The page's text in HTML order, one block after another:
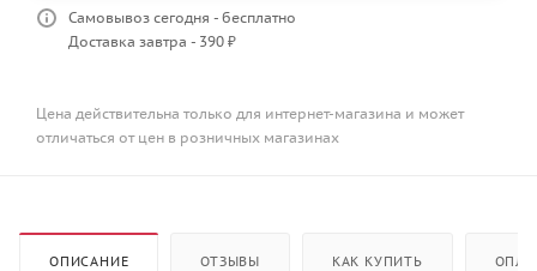
Самовывоз сегодня - бесплатно
Доставка завтра - 390 ₽
Цена действительна только для интернет-магазина и может
отличаться от цен в розничных магазинах
ОПИСАНИЕ ОТЗЫВЫ КАК КУПИТЬ